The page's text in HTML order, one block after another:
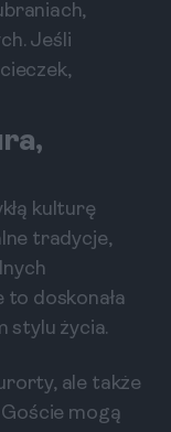
Jeśli
kulturę
tradycje,
doskonała
stylu życia.
ale także
mogą